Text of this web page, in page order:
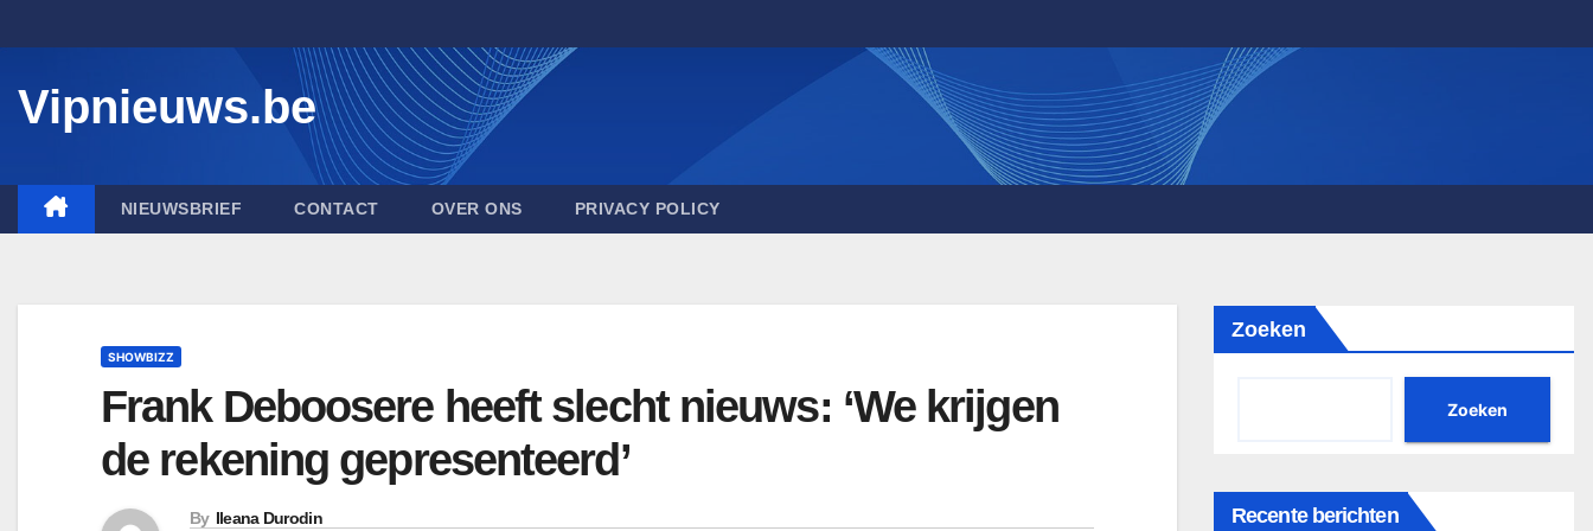
to
Vipnieuws.be
NIEUWSBRIEF CONTACT OVER ONS PRIVACY POLICY
SHOWBIZZ
Frank Deboosere heeft slecht nieuws: ‘We krijgen
de rekening gepresenteerd’
By Ileana Durodin
Zoeken
Zoeken
Recente berichten